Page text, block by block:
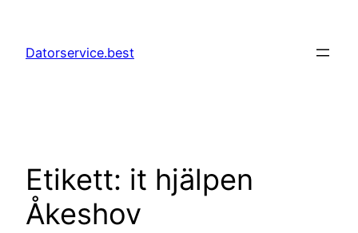
innehåll
Datorservice.best
Etikett: it hjälpen
Åkeshov